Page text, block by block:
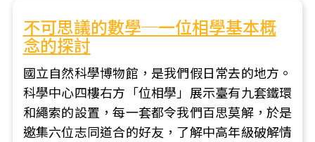
不可思議的數學─一位相學基本概
念的探討
國立自然科學博物館，是我們假日常去的地方。
科學中心四樓右方「位相學」展示臺有九套鐵環
和繩索的設置，每一套都令我們百思莫解，於是
邀集六位志同道合的好友，了解中高年級破解情